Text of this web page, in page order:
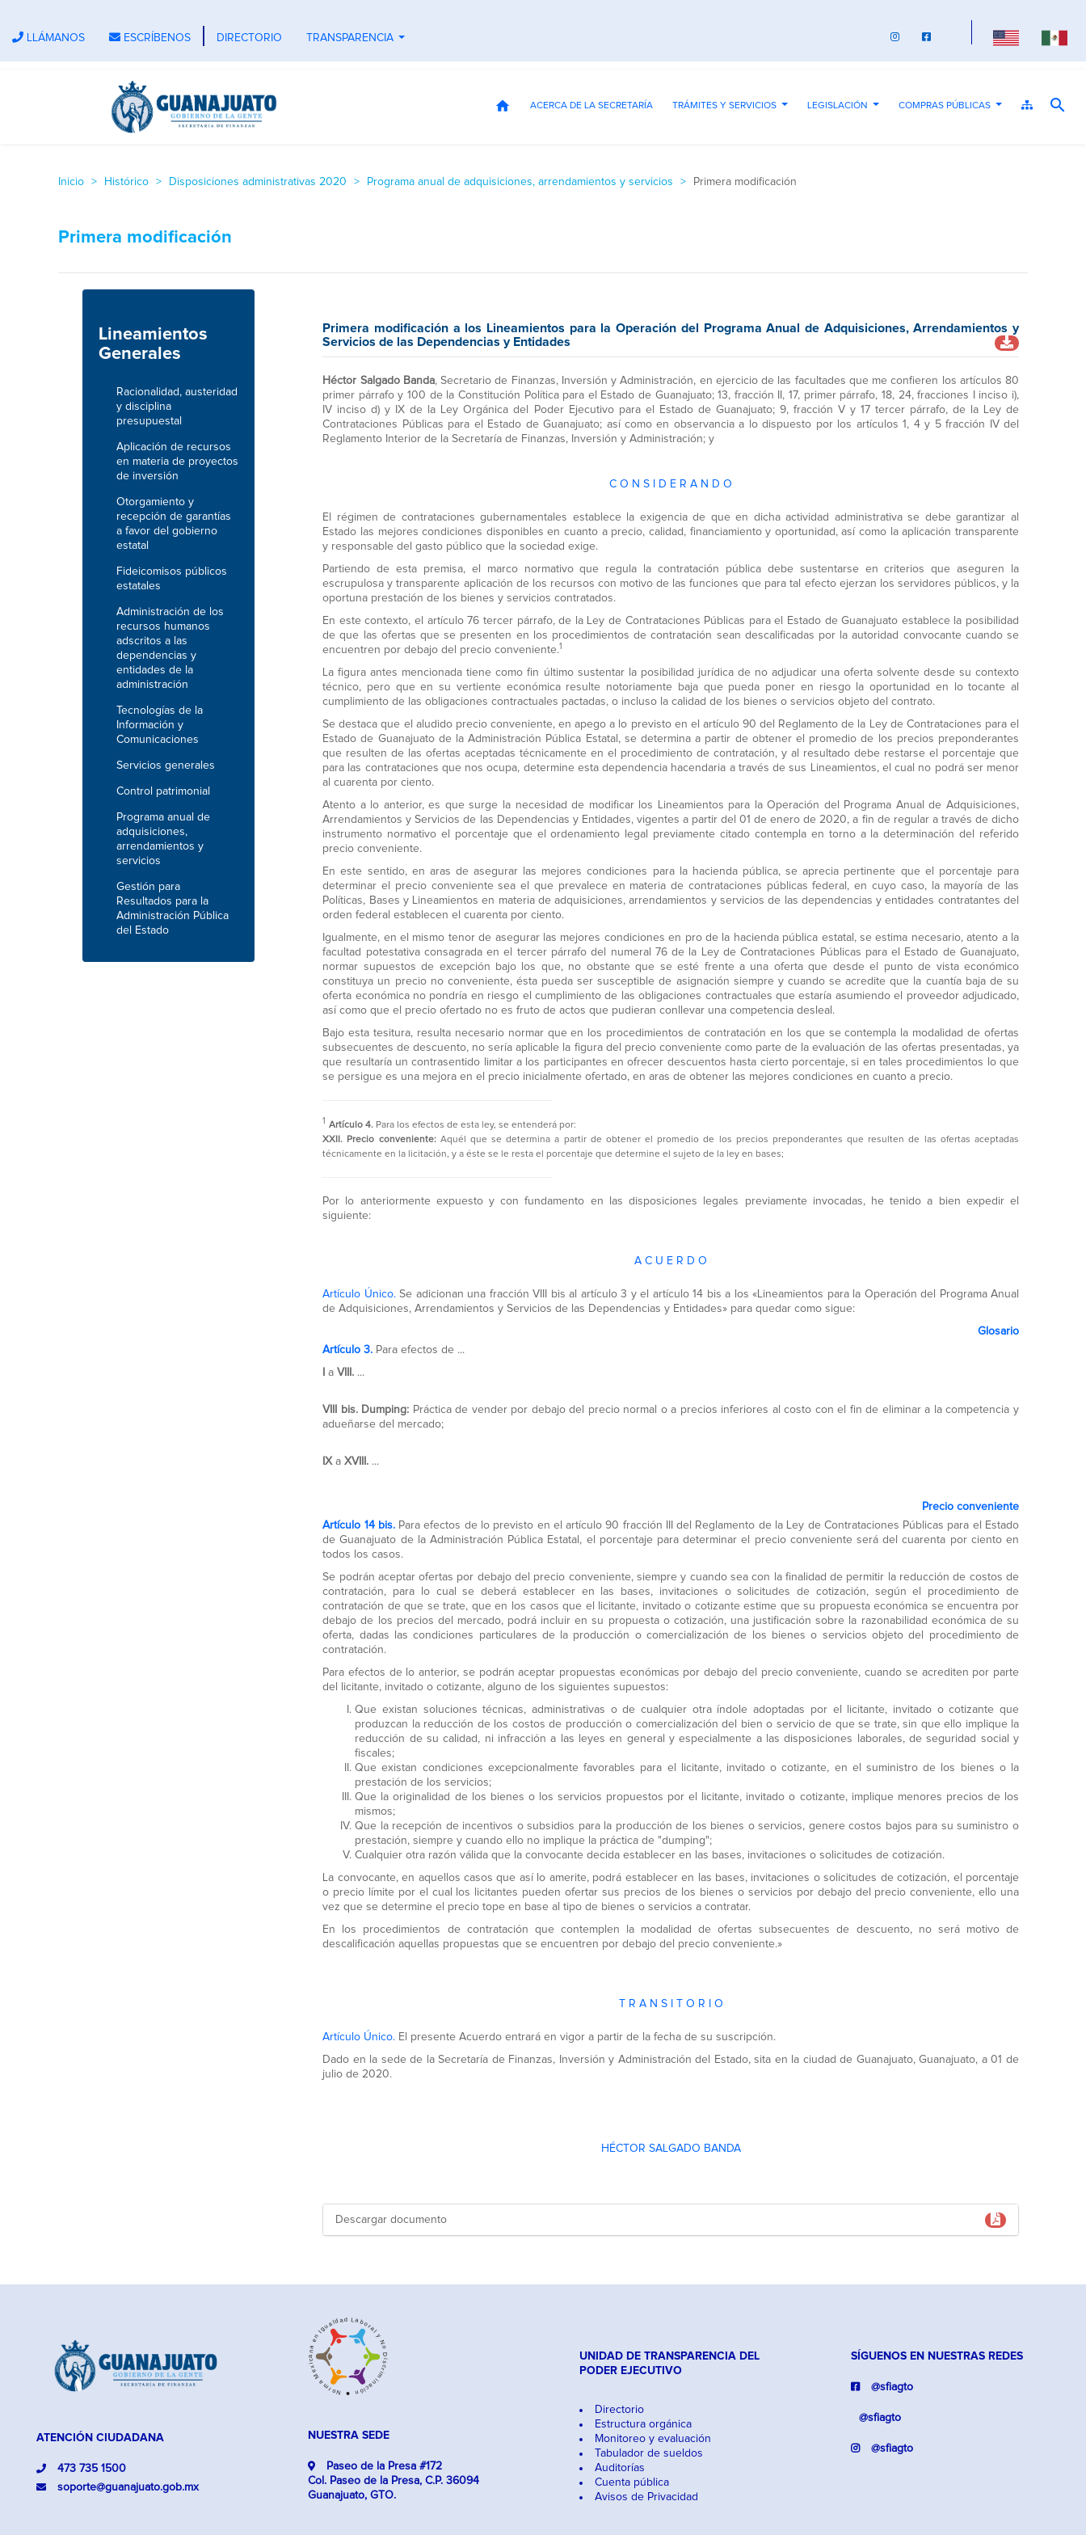
LLÁMANOS ESCRÍBENOS DIRECTORIO TRANSPARENCIA
home ACERCA DE LA SECRETARÍA
TRÁMITES Y SERVICIOS
LEGISLACIÓN
COMPRAS PÚBLICAS
search
Inicio Histórico Disposiciones administrativas 2020 Programa anual de adquisiciones, arrendamientos y servicios Primera modificación
Primera modificación
Lineamientos
Generales
Racionalidad, austeridad
y disciplina
presupuestal
Aplicación de recursos
en materia de proyectos
de inversión
Otorgamiento y
recepción de garantías
a favor del gobierno
estatal
Fideicomisos públicos
estatales
Administración de los
recursos humanos
adscritos a las
dependencias y
entidades de la
administración
Tecnologías de la
Información y
Comunicaciones
Servicios generales
Control patrimonial
Programa anual de
adquisiciones,
arrendamientos y
servicios
Gestión para
Resultados para la
Administración Pública
del Estado
Primera modificación a los Lineamientos para la Operación del Programa Anual de Adquisiciones, Arrendamientos y
Servicios de las Dependencias y Entidades
Héctor Salgado Banda, Secretario de Finanzas, Inversión y Administración, en ejercicio de las facultades que me confieren los artículos 80
primer párrafo y 100 de la Constitución Política para el Estado de Guanajuato; 13, fracción II, 17, primer párrafo, 18, 24, fracciones I inciso i),
IV inciso d) y IX de la Ley Orgánica del Poder Ejecutivo para el Estado de Guanajuato; 9, fracción V y 17 tercer párrafo, de la Ley de
Contrataciones Públicas para el Estado de Guanajuato; así como en observancia a lo dispuesto por los artículos 1, 4 y 5 fracción IV del
Reglamento Interior de la Secretaría de Finanzas, Inversión y Administración; y
C O N S I D E R A N D O
El régimen de contrataciones gubernamentales establece la exigencia de que en dicha actividad administrativa se debe garantizar al
Estado las mejores condiciones disponibles en cuanto a precio, calidad, financiamiento y oportunidad, así como la aplicación transparente
y responsable del gasto público que la sociedad exige.
Partiendo de esta premisa, el marco normativo que regula la contratación pública debe sustentarse en criterios que aseguren la
escrupulosa y transparente aplicación de los recursos con motivo de las funciones que para tal efecto ejerzan los servidores públicos, y la
oportuna prestación de los bienes y servicios contratados.
En este contexto, el artículo 76 tercer párrafo, de la Ley de Contrataciones Públicas para el Estado de Guanajuato establece la posibilidad
de que las ofertas que se presenten en los procedimientos de contratación sean descalificadas por la autoridad convocante cuando se
encuentren por debajo del precio conveniente.1
La figura antes mencionada tiene como fin último sustentar la posibilidad jurídica de no adjudicar una oferta solvente desde su contexto
técnico, pero que en su vertiente económica resulte notoriamente baja que pueda poner en riesgo la oportunidad en lo tocante al
cumplimiento de las obligaciones contractuales pactadas, o incluso la calidad de los bienes o servicios objeto del contrato.
Se destaca que el aludido precio conveniente, en apego a lo previsto en el artículo 90 del Reglamento de la Ley de Contrataciones para el
Estado de Guanajuato de la Administración Pública Estatal, se determina a partir de obtener el promedio de los precios preponderantes
que resulten de las ofertas aceptadas técnicamente en el procedimiento de contratación, y al resultado debe restarse el porcentaje que
para las contrataciones que nos ocupa, determine esta dependencia hacendaria a través de sus Lineamientos, el cual no podrá ser menor
al cuarenta por ciento.
Atento a lo anterior, es que surge la necesidad de modificar los Lineamientos para la Operación del Programa Anual de Adquisiciones,
Arrendamientos y Servicios de las Dependencias y Entidades, vigentes a partir del 01 de enero de 2020, a fin de regular a través de dicho
instrumento normativo el porcentaje que el ordenamiento legal previamente citado contempla en torno a la determinación del referido
precio conveniente.
En este sentido, en aras de asegurar las mejores condiciones para la hacienda pública, se aprecia pertinente que el porcentaje para
determinar el precio conveniente sea el que prevalece en materia de contrataciones públicas federal, en cuyo caso, la mayoría de las
Políticas, Bases y Lineamientos en materia de adquisiciones, arrendamientos y servicios de las dependencias y entidades contratantes del
orden federal establecen el cuarenta por ciento.
Igualmente, en el mismo tenor de asegurar las mejores condiciones en pro de la hacienda pública estatal, se estima necesario, atento a la
facultad potestativa consagrada en el tercer párrafo del numeral 76 de la Ley de Contrataciones Públicas para el Estado de Guanajuato,
normar supuestos de excepción bajo los que, no obstante que se esté frente a una oferta que desde el punto de vista económico
constituya un precio no conveniente, ésta pueda ser susceptible de asignación siempre y cuando se acredite que la cuantía baja de su
oferta económica no pondría en riesgo el cumplimiento de las obligaciones contractuales que estaría asumiendo el proveedor adjudicado,
así como que el precio ofertado no es fruto de actos que pudieran conllevar una competencia desleal.
Bajo esta tesitura, resulta necesario normar que en los procedimientos de contratación en los que se contempla la modalidad de ofertas
subsecuentes de descuento, no sería aplicable la figura del precio conveniente como parte de la evaluación de las ofertas presentadas, ya
que resultaría un contrasentido limitar a los participantes en ofrecer descuentos hasta cierto porcentaje, si en tales procedimientos lo que
se persigue es una mejora en el precio inicialmente ofertado, en aras de obtener las mejores condiciones en cuanto a precio.
1 Artículo 4. Para los efectos de esta ley, se entenderá por:
XXII. Precio conveniente: Aquél que se determina a partir de obtener el promedio de los precios preponderantes que resulten de las ofertas aceptadas
técnicamente en la licitación, y a éste se le resta el porcentaje que determine el sujeto de la ley en bases;
Por lo anteriormente expuesto y con fundamento en las disposiciones legales previamente invocadas, he tenido a bien expedir el
siguiente:
A C U E R D O
Artículo Único.Se adicionan una fracción VIII bis al artículo 3 y el artículo 14 bis a los «Lineamientos para la Operación del Programa Anual
de Adquisiciones, Arrendamientos y Servicios de las Dependencias y Entidades» para quedar como sigue:
Glosario
Artículo 3. Para efectos de ...
aVIII. ...
VIII bis. Dumping: Práctica de vender por debajo del precio normal o a precios inferiores al costo con el fin de eliminar a la competencia y
adueñarse del mercado;
IXaXVIII. ...
Precio conveniente
Artículo 14 bis. Para efectos de lo previsto en el artículo 90 fracción III del Reglamento de la Ley de Contrataciones Públicas para el Estado
de Guanajuato de la Administración Pública Estatal, el porcentaje para determinar el precio conveniente será del cuarenta por ciento en
todos los casos.
Se podrán aceptar ofertas por debajo del precio conveniente, siempre y cuando sea con la finalidad de permitir la reducción de costos de
contratación, para lo cual se deberá establecer en las bases, invitaciones o solicitudes de cotización, según el procedimiento de
contratación de que se trate, que en los casos que el licitante, invitado o cotizante estime que su propuesta económica se encuentra por
debajo de los precios del mercado, podrá incluir en su propuesta o cotización, una justificación sobre la razonabilidad económica de su
oferta, dadas las condiciones particulares de la producción o comercialización de los bienes o servicios objeto del procedimiento de
contratación.
Para efectos de lo anterior, se podrán aceptar propuestas económicas por debajo del precio conveniente, cuando se acrediten por parte
del licitante, invitado o cotizante, alguno de los siguientes supuestos:
Que existan soluciones técnicas, administrativas o de cualquier otra índole adoptadas por el licitante, invitado o cotizante que
produzcan la reducción de los costos de producción o comercialización del bien o servicio de que se trate, sin que ello implique la
reducción de su calidad, ni infracción a las leyes en general y especialmente a las disposiciones laborales, de seguridad social y
fiscales;
Que existan condiciones excepcionalmente favorables para el licitante, invitado o cotizante, en el suministro de los bienes o la
prestación de los servicios;
Que la originalidad de los bienes o los servicios propuestos por el licitante, invitado o cotizante, implique menores precios de los
mismos;
Que la recepción de incentivos o subsidios para la producción de los bienes o servicios, genere costos bajos para su suministro o
prestación, siempre y cuando ello no implique la práctica de "dumping";
Cualquier otra razón válida que la convocante decida establecer en las bases, invitaciones o solicitudes de cotización.
La convocante, en aquellos casos que así lo amerite, podrá establecer en las bases, invitaciones o solicitudes de cotización, el porcentaje
o precio límite por el cual los licitantes pueden ofertar sus precios de los bienes o servicios por debajo del precio conveniente, ello una
vez que se determine el precio tope en base al tipo de bienes o servicios a contratar.
En los procedimientos de contratación que contemplen la modalidad de ofertas subsecuentes de descuento, no será motivo de
descalificación aquellas propuestas que se encuentren por debajo del precio conveniente.»
T R A N S I T O R I O
Artículo Único. El presente Acuerdo entrará en vigor a partir de la fecha de su suscripción.
Dado en la sede de la Secretaría de Finanzas, Inversión y Administración del Estado, sita en la ciudad de Guanajuato, Guanajuato, a 01 de
julio de 2020.
HÉCTOR SALGADO BANDA
Descargar documento
ATENCIÓN CIUDADANA
473 735 1500
soporte@guanajuato.gob.mx
NUESTRA SEDE
Paseo de la Presa #172
Col. Paseo de la Presa, C.P. 36094
Guanajuato, GTO.
UNIDAD DE TRANSPARENCIA DEL
PODER EJECUTIVO
Directorio
Estructura orgánica
Monitoreo y evaluación
Tabulador de sueldos
Auditorías
Cuenta pública
Avisos de Privacidad
SÍGUENOS EN NUESTRAS REDES
@sfiagto
@sfiagto
@sfiagto